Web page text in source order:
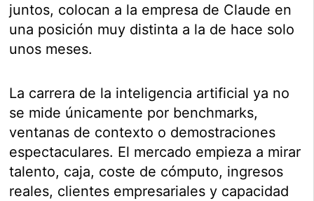
juntos, colocan a la empresa de Claude en
una posición muy distinta a la de hace solo
unos meses.
La carrera de la inteligencia artificial ya no
se mide únicamente por benchmarks,
ventanas de contexto o demostraciones
espectaculares. El mercado empieza a mirar
talento, caja, coste de cómputo, ingresos
reales, clientes empresariales y capacidad